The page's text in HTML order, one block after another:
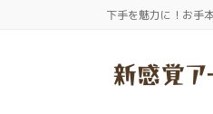
下手を魅力に！お手